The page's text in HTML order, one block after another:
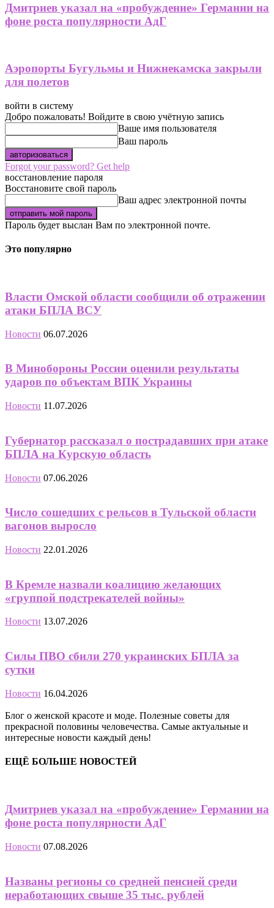
Дмитриев указал на «пробуждение» Германии на
фоне роста популярности АдГ
Аэропорты Бугульмы и Нижнекамска закрыли
для полетов
войти в систему
Добро пожаловать! Войдите в свою учётную запись
Ваше имя пользователя
Ваш пароль
Forgot your password? Get help
восстановление пароля
Восстановите свой пароль
Ваш адрес электронной почты
Пароль будет выслан Вам по электронной почте.
Это популярно
Власти Омской области сообщили об отражении
атаки БПЛА ВСУ
Новости 06.07.2026
В Минобороны России оценили результаты
ударов по объектам ВПК Украины
Новости 11.07.2026
Губернатор рассказал о пострадавших при атаке
БПЛА на Курскую область
Новости 07.06.2026
Число сошедших с рельсов в Тульской области
вагонов выросло
Новости 22.01.2026
В Кремле назвали коалицию желающих
«группой подстрекателей войны»
Новости 13.07.2026
Силы ПВО сбили 270 украинских БПЛА за
сутки
Новости 16.04.2026
Блог о женской красоте и моде. Полезные советы для
прекрасной половины человечества. Самые актуальные и
интересные новости каждый день!
ЕЩЁ БОЛЬШЕ НОВОСТЕЙ
Дмитриев указал на «пробуждение» Германии на
фоне роста популярности АдГ
Новости 07.08.2026
Названы регионы со средней пенсией среди
неработающих свыше 35 тыс. рублей